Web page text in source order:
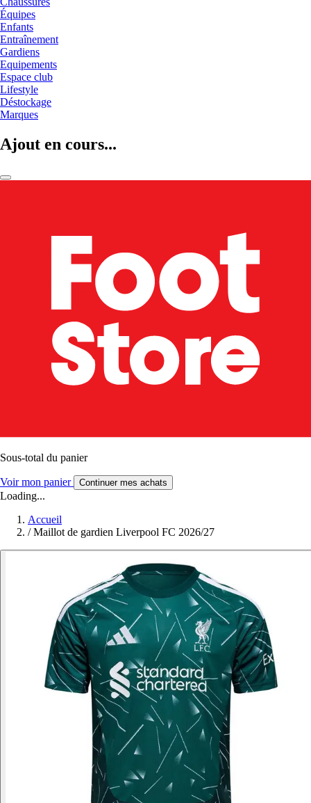
Équipes
Enfants
Entraînement
Gardiens
Equipements
Espace club
Lifestyle
Déstockage
Marques
Ajout en cours...
Sous-total du panier
Voir mon panier Continuer mes achats
Loading...
Accueil
/ Maillot de gardien Liverpool FC 2026/27